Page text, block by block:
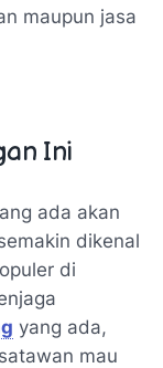
maupun jasa
Ini
ada akan
dikenal
di
yang ada,
mau